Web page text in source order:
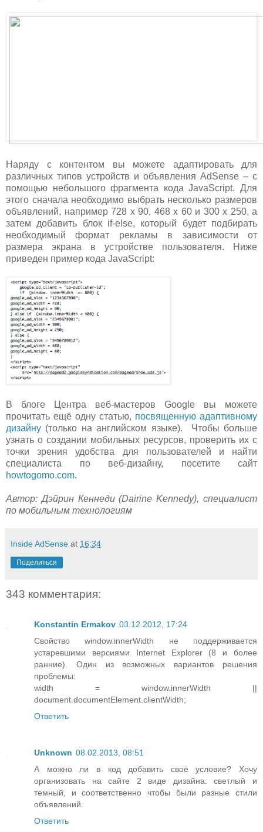
Наряду с контентом вы можете адаптировать для
различных типов устройств и объявления AdSense – с
помощью небольшого фрагмента кода JavaScript. Для
этого сначала необходимо выбрать несколько размеров
объявлений, например 728 x 90, 468 x 60 и 300 x 250, а
затем добавить блок if-else, который будет подбирать
необходимый формат рекламы в зависимости от
размера экрана в устройстве пользователя. Ниже
приведен пример кода JavaScript:
В блоге Центра веб-мастеров Google вы можете
прочитать ещё одну статью, посвященную адаптивному
дизайну (только на английском языке). Чтобы больше
узнать о создании мобильных ресурсов, проверить их с
точки зрения удобства для пользователей и найти
специалиста по веб-дизайну, посетите сайт
howtogomo.com.
Автор: Дэйрин Кеннеди (Dairine Kennedy), специалист
по мобильным технологиям
Inside AdSense at 16:34
Поделиться
343 комментария:
Konstantin Ermakov 03.12.2012, 17:24
Свойство window.innerWidth не поддерживается
устаревшими версиями Internet Explorer (8 и более
ранние). Один из возможных вариантов решения
проблемы:
width = window.innerWidth ||
document.documentElement.clientWidth;
Ответить
Unknown 08.02.2013, 08:51
А можно ли в код добавить своё условие? Хочу
организовать на сайте 2 виде дизайна: светлый и
темный, и соответственно чтобы были разные стили
объявлений.
Ответить